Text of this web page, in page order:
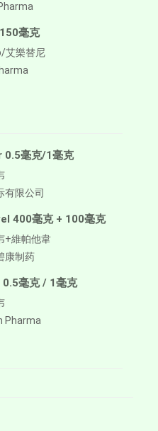
毫克
艾樂替尼
0.5毫克/1毫克
有限公司
400毫克 + 100毫克
+維帕他韋
康制药
0.5毫克 / 1毫克
Pharma